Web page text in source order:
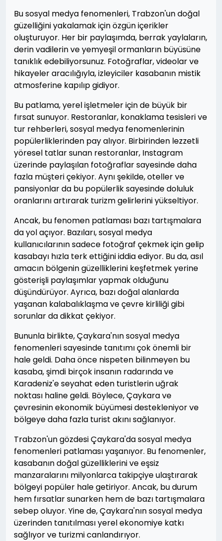
Bu sosyal medya fenomenleri, Trabzon'un doğal
güzelliğini yakalamak için özgün içerikler
oluşturuyor. Her bir paylaşımda, berrak yaylaların,
derin vadilerin ve yemyeşil ormanların büyüsüne
tanıklık edebiliyorsunuz. Fotoğraflar, videolar ve
hikayeler aracılığıyla, izleyiciler kasabanın mistik
atmosferine kapılıp gidiyor.
Bu patlama, yerel işletmeler için de büyük bir
fırsat sunuyor. Restoranlar, konaklama tesisleri ve
tur rehberleri, sosyal medya fenomenlerinin
popülerliklerinden pay alıyor. Birbirinden lezzetli
yöresel tatlar sunan restoranlar, Instagram
üzerinde paylaşılan fotoğraflar sayesinde daha
fazla müşteri çekiyor. Aynı şekilde, oteller ve
pansiyonlar da bu popülerlik sayesinde doluluk
oranlarını artırarak turizm gelirlerini yükseltiyor.
Ancak, bu fenomen patlaması bazı tartışmalara
da yol açıyor. Bazıları, sosyal medya
kullanıcılarının sadece fotoğraf çekmek için gelip
kasabayı hızla terk ettiğini iddia ediyor. Bu da, asıl
amacın bölgenin güzelliklerini keşfetmek yerine
gösterişli paylaşımlar yapmak olduğunu
düşündürüyor. Ayrıca, bazı doğal alanlarda
yaşanan kalabalıklaşma ve çevre kirliliği gibi
sorunlar da dikkat çekiyor.
Bununla birlikte, Çaykara'nın sosyal medya
fenomenleri sayesinde tanıtımı çok önemli bir
hale geldi. Daha önce nispeten bilinmeyen bu
kasaba, şimdi birçok insanın radarında ve
Karadeniz'e seyahat eden turistlerin uğrak
noktası haline geldi. Böylece, Çaykara ve
çevresinin ekonomik büyümesi destekleniyor ve
bölgeye daha fazla turist akını sağlanıyor.
Trabzon'un gözdesi Çaykara'da sosyal medya
fenomenleri patlaması yaşanıyor. Bu fenomenler,
kasabanın doğal güzelliklerini ve eşsiz
manzaralarını milyonlarca takipçiye ulaştırarak
bölgeyi popüler hale getiriyor. Ancak, bu durum
hem fırsatlar sunarken hem de bazı tartışmalara
sebep oluyor. Yine de, Çaykara'nın sosyal medya
üzerinden tanıtılması yerel ekonomiye katkı
sağlıyor ve turizmi canlandırıyor.